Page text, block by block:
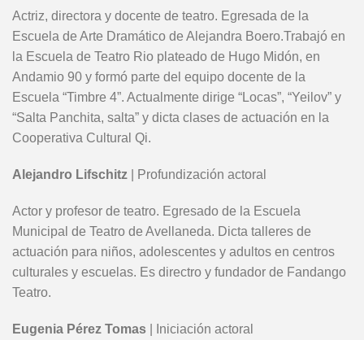
Actriz, directora y docente de teatro. Egresada de la
Escuela de Arte Dramático de Alejandra Boero.Trabajó en
la Escuela de Teatro Rio plateado de Hugo Midón, en
Andamio 90 y formó parte del equipo docente de la
Escuela “Timbre 4”. Actualmente dirige “Locas”, “Yeilov” y
“Salta Panchita, salta” y dicta clases de actuación en la
Cooperativa Cultural Qi.
Alejandro Lifschitz | Profundización actoral
Actor y profesor de teatro. Egresado de la Escuela
Municipal de Teatro de Avellaneda. Dicta talleres de
actuación para niños, adolescentes y adultos en centros
culturales y escuelas. Es directro y fundador de Fandango
Teatro.
Eugenia Pérez Tomas | Iniciación actoral